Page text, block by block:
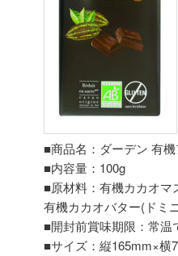
■商品名：ダーデン 有
■内容量：100g
■原材料：有機カカオマ
有機カカオバター(ドミ
■開封前賞味期限：常温
■サイズ：縦165mm×横